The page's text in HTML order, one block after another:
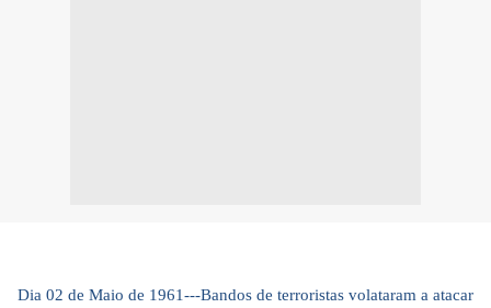
Dia 02 de Maio de 1961---Bandos de terroristas volataram a atacar